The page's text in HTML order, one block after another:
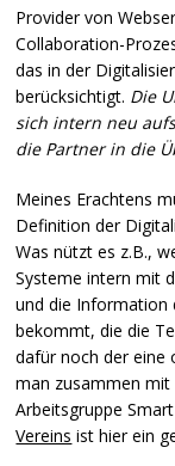
Provider von
Collaboration-
das in der
berücksichtigt. Die
sich intern neu
die Partner in die
Meines Erachtens
Definition der
Was nützt es z.B.,
Systeme intern mit
und die Information
bekommt, die die
dafür noch der eine
man zusammen mit
Arbeitsgruppe
Vereins ist hier ein